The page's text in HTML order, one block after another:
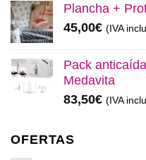
Plancha +
45,00€ (IVA
Pack
Medavita
83,50€ (IVA
OFERTAS